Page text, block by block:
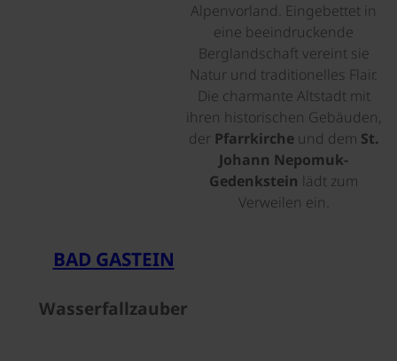
Alpenvorland. Eingebettet in
eine beeindruckende
Berglandschaft vereint sie
Natur und traditionelles Flair.
Die charmante Altstadt mit
ihren historischen Gebäuden,
der Pfarrkircheund dem St.
Johann Nepomuk-
Gedenkstein lädt zum
Verweilen ein.
BAD GASTEIN
Wasserfallzauber